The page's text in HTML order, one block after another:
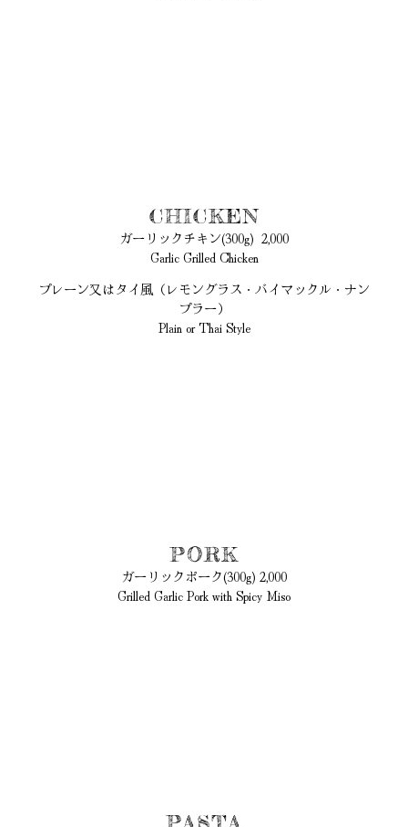
CHICKEN
ガーリックチキン(300g) 2,000
Garlic Grilled Chicken
プレーン又はタイ風（レモングラス・バイマックル・ナン
プラー）
Plain or Thai Style
PORK
ガーリックポーク(300g) 2,000
Grilled Garlic Pork with Spicy Miso